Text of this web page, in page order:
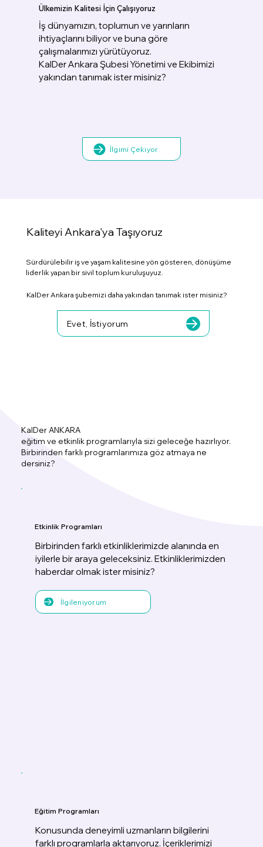
Kaliteyi Ankara'ya Taşıyoruz
Sürdürülebilir iş ve yaşam kalitesine yön gösteren, dönüşüme
liderlik yapan bir sivil toplum kuruluşuyuz.
KalDer Ankara şubemizi daha yakından tanımak ister misiniz?
Evet, İstiyorum
KalDer ANKARA
eğitim ve etkinlik programlarıyla sizi geleceğe hazırlıyor.
Birbirinden farklı programlarımıza göz atmaya ne
dersiniz?
Etkinlik Programları
Birbirinden farklı etkinliklerimizde alanında en
iyilerle bir araya geleceksiniz. Etkinliklerimizden
haberdar olmak ister misiniz?
İlgileniyorum
Eğitim Programları
Konusunda deneyimli uzmanların bilgilerini
farklı programlarla aktarıyoruz. İçeriklerimizi
İlgimi Çekiyor
Ülkemizin Kalitesi İçin Çalışıyoruz
İş dünyamızın, toplumun ve yarınların
ihtiyaçlarını biliyor ve buna göre
çalışmalarımızı yürütüyoruz.
KalDer Ankara Şubesi Yönetimi ve Ekibimizi
yakından tanımak ister misiniz?